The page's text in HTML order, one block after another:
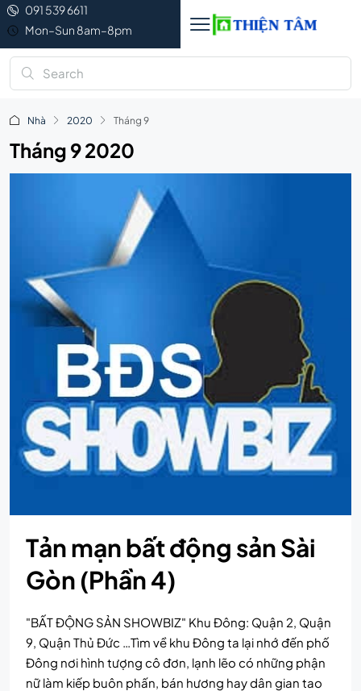
091 539 6611
Mon–Sun 8am–8pm
Nhà 2020 Tháng 9
Tháng 9 2020
Tản mạn bất động sản Sài
Gòn (Phần 4)
"BẤT ĐỘNG SẢN SHOWBIZ" Khu Đông: Quận 2, Quận
9, Quận Thủ Đức …Tìm về khu Đông ta lại nhớ đến phố
Đông nơi hình tượng cô đơn, lạnh lẽo có những phận
nữ làm kiếp buôn phấn, bán hương hay dân gian tao